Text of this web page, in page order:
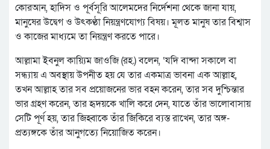
কোরআন, হাদিস ও পূর্বসূরি আলেমদের নির্দেশনা থেকে জানা যায়,
মানুষের উদ্বেগ ও উৎকণ্ঠা নিয়ন্ত্রণযোগ্য বিষয়। মূলত মানুষ তার বিশ্বাস
ও কাজের মাধ্যমে তা নিয়ন্ত্রণ করতে পারে।
আল্লামা ইবনুল কায়্যিম জাওজি (রহ.) বলেন, ‘যদি বান্দা সকালে বা
সন্ধ্যায় এ অবস্থায় উপনীত হয় যে তার একমাত্র ভাবনা এক আল্লাহ,
তখন আল্লাহ তার সব প্রয়োজনের ভার বহন করেন, তার সব দুশ্চিন্তার
ভার গ্রহণ করেন, তার হৃদয়কে খালি করে দেন, যাতে তাঁর ভালোবাসায়
সেটি পূর্ণ হয়, তার জিহ্বাকে তাঁর জিকিরে ব্যস্ত রাখেন, তার অঙ্গ-
প্রত্যঙ্গকে তাঁর আনুগত্যে নিয়োজিত করেন।